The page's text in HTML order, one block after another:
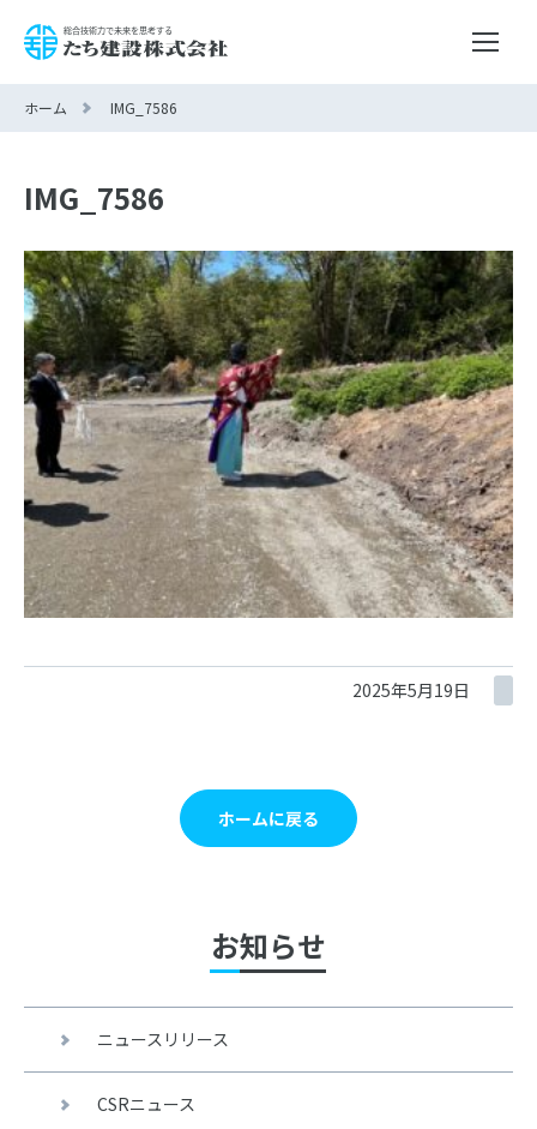
ホーム IMG_7586
IMG_7586
2025年5月19日
ホームに戻る
お知らせ
ニュースリリース
CSRニュース